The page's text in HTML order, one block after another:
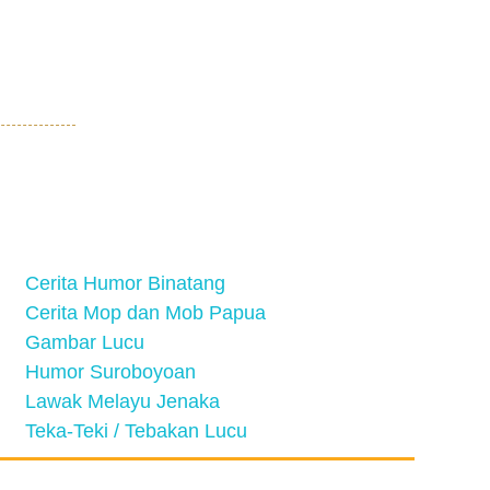
Cerita Humor Binatang
Cerita Mop dan Mob Papua
Gambar Lucu
Humor Suroboyoan
Lawak Melayu Jenaka
Teka-Teki / Tebakan Lucu